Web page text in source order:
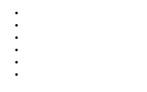
Zum
Inhalt
springen